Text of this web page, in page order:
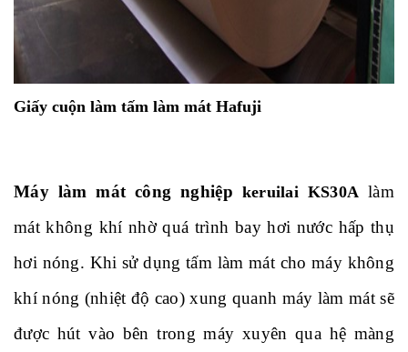
Giấy cuộn làm tấm làm mát Hafuji
Máy làm mát công nghiệp keruilai KS30Alàm
mát không khí nhờ quá trình bay hơi nước hấp thụ
hơi nóng. Khi sử dụng tấm làm mát cho máy không
khí nóng (nhiệt độ cao) xung quanh máy làm mát sẽ
được hút vào bên trong máy xuyên qua hệ màng